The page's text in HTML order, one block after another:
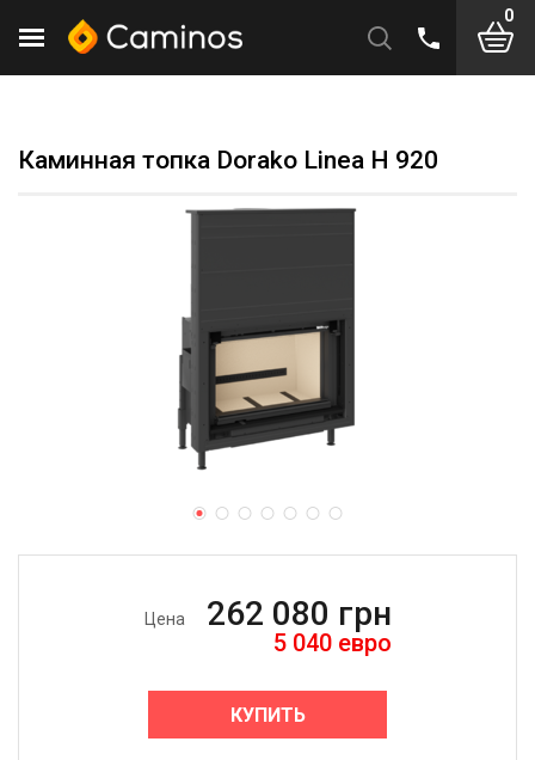
0
Каминная топка Dorako Linea H 920
Цена 262 080 грн
5 040 евро
КУПИТЬ